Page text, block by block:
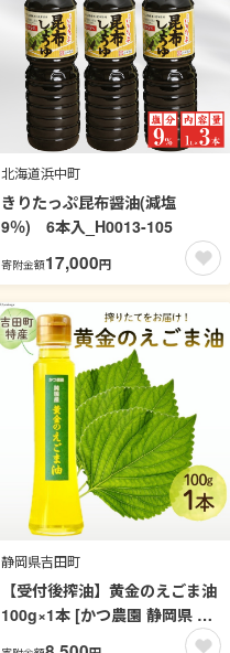
北海道浜中町
きりたっぷ昆布醤油(減塩
9％) 6本入_H0013-105
寄附金額17,000円
静岡県吉田町
【受付後搾油】黄金のえごま油
100g×1本 [かつ農園 静岡県 吉
田町 22424140] 国産 エゴマ油